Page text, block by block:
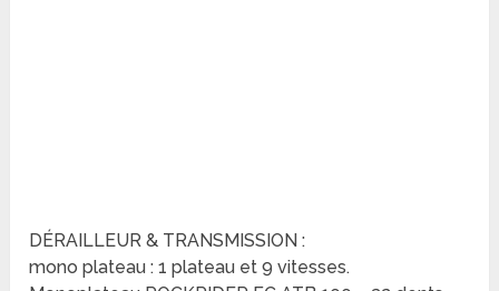
DÉRAILLEUR & TRANSMISSION :
mono plateau : 1 plateau et 9 vitesses.